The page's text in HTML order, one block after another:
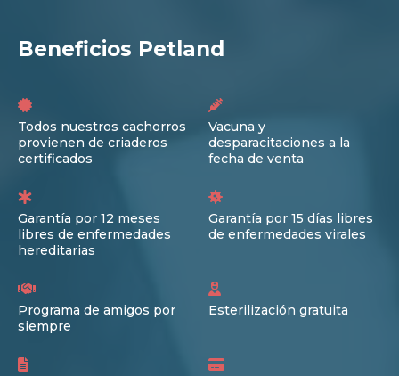
Beneficios Petland
Todos nuestros cachorros
provienen de criaderos
certificados
Vacuna y
desparacitaciones a la
fecha de venta
Garantía por 12 meses
libres de enfermedades
hereditarias
Garantía por 15 días libres
de enfermedades virales
Programa de amigos por
siempre
Esterilización gratuita